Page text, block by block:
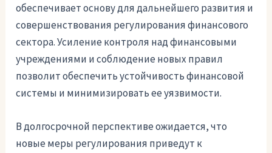
обеспечивает основу для дальнейшего развития и
совершенствования регулирования финансового
сектора. Усиление контроля над финансовыми
учреждениями и соблюдение новых правил
позволит обеспечить устойчивость финансовой
системы и минимизировать ее уязвимости.
В долгосрочной перспективе ожидается, что
новые меры регулирования приведут к